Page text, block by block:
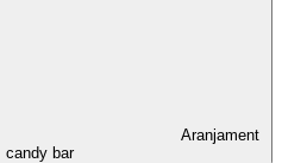
Aranjament
candy bar